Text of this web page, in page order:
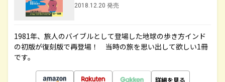
2018.12.20 発売
1981年、旅人のバイブルとして登場した地球の歩き方インド
の初版が復刻版で再登場！ 当時の旅を思い出して欲しい1冊
です。
詳細を見る